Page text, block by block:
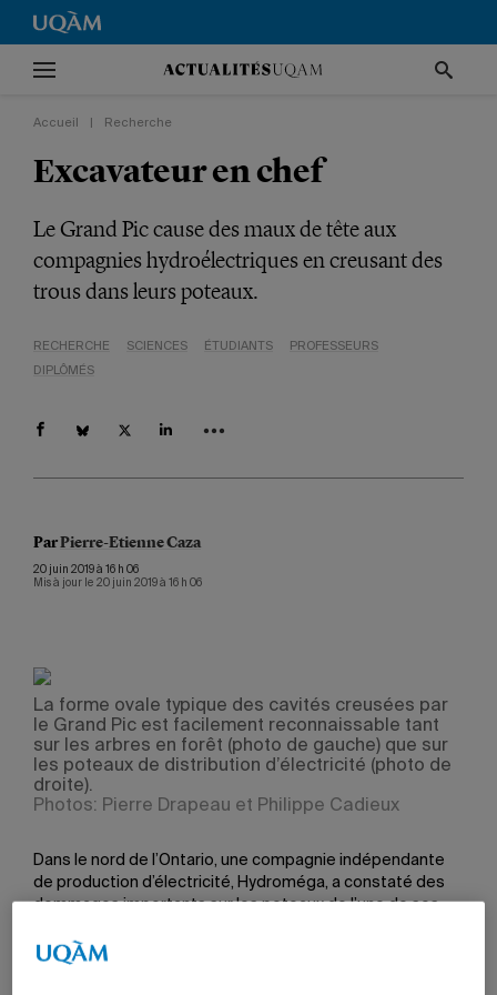
Accueil Recherche
Excavateur en chef
Le Grand Pic cause des maux de tête aux
compagnies hydroélectriques en creusant des
trous dans leurs poteaux.
RECHERCHE SCIENCES ÉTUDIANTS
PROFESSEURS
DIPLÔMÉS
ParPierre-Etienne Caza
20 juin 2019 à 16 h 06
Mis à jour le 20 juin 2019 à 16 h 06
La forme ovale typique des cavités creusées par
le Grand Pic est facilement reconnaissable tant
sur les arbres en forêt (photo de gauche) que sur
les poteaux de distribution d’électricité (photo de
droite).
Photos: Pierre Drapeau et Philippe Cadieux
Dans le nord de l’Ontario, une compagnie indépendante
de production d’électricité, Hydroméga, a constaté des
dommages importants sur les poteaux de l’une de ses
zone forestière. En 2014, l’entreprise a fait appel à des